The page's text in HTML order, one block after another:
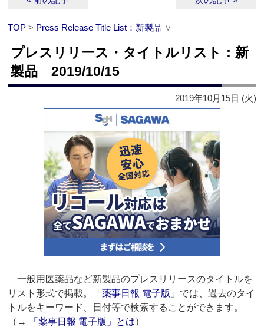
TOP > Press Release Title List：新製品 ∨
プレスリリース・タイトルリスト：新
製品 2019/10/15
2019年10月15日 (火)
一般用医薬品など新製品のプレスリリースのタイトルを
リスト形式で掲載。「薬事日報 電子版 」では、過去のタイ
トルをキーワード、日付等で検索することができます。
（→
「薬事日報 電子版」とは）